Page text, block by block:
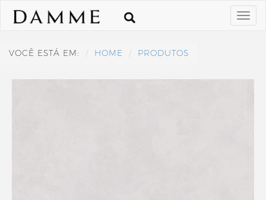
VOCÊ ESTÁ EM: HOME PRODUTOS